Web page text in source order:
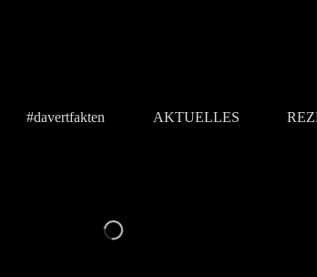
#davertfakten AKTUELLES